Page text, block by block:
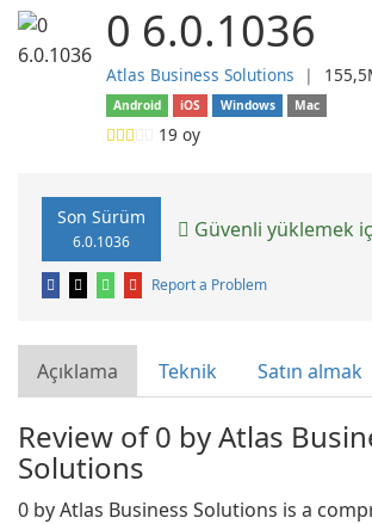
0 6.0.1036
Atlas Business Solutions ❘
Android iOS Windows Mac
19 oy
Son Sürüm
6.0.1036 Güvenli yüklemek
Report a Problem
Açıklama Teknik Satın almak
Review of 0 by Atlas
Solutions
0 by Atlas Business Solutions is a